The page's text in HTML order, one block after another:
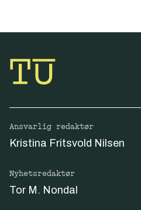
Ansvarlig redaktør
Kristina Fritsvold Nilsen
Nyhetsredaktør
Tor M. Nondal